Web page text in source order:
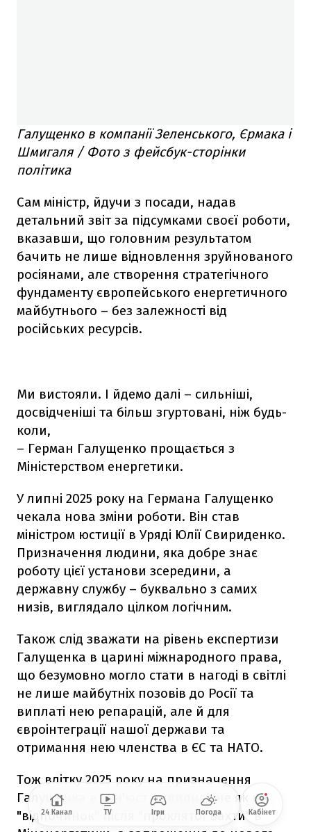
Галущенко в компанії Зеленського, Єрмака і
Шмигаля / Фото з фейсбук-сторінки
політика
Сам міністр, йдучи з посади, надав
детальний звіт за підсумками своєї роботи,
вказавши, що головним результатом
бачить не лише відновлення зруйнованого
росіянами, але створення стратегічного
фундаменту європейського енергетичного
майбутнього – без залежності від
російських ресурсів.
Ми вистояли. І йдемо далі – сильніші,
досвідченіші та більш згуртовані, ніж будь-
коли,
– Герман Галущенко прощається з
Міністерством енергетики.
У липні 2025 року на Германа Галущенко
чекала нова зміни роботи. Він став
міністром юстиції в Уряді Юлії Свириденко.
Призначення людини, яка добре знає
роботу цієї установи зсередини, а
державну службу – буквально з самих
низів, виглядало цілком логічним.
Також слід зважати на рівень експертизи
Галущенка в царині міжнародного права,
що безумовно могло стати в нагоді в світлі
не лише майбутніх позовів до Росії та
виплаті нею репарацій, але й для
євроінтеграції нашої держави та
отримання нею членства в ЄС та НАТО.
Тож влітку 2025 року на призначення
Галущенка в Мін'юст дивилися не як на
"відпочинок" після "проклятої вахти" в
24 Канал TV Ігри Погода Кабінет